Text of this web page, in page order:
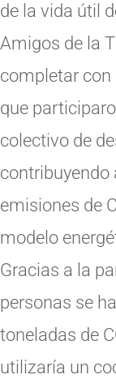
de la vida útil
Amigos de la
completar con
que
colectivo de
contribuyendo
emisiones de
modelo
Gracias a la
personas se
toneladas de
utilizaría un